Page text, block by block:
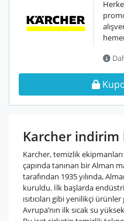
Karcher indirim
Karcher, temizlik
çapında tanınan bir Alman
tarafından 1935 yılında,
kuruldu. İlk başlarda
ısıtıcıları gibi yenilikçi
Avrupa’nın ilk sıcak su